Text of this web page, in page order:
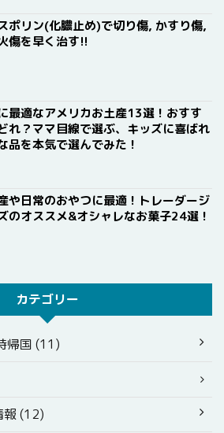
ポリン(化膿止め)で切り傷, かすり傷,
傷を早く治す!!
最適なアメリカお土産13選！おすす
れ？ママ目線で選ぶ、キッズに喜ばれ
品を本気で選んでみた！
や日常のおやつに最適！トレーダージ
のオススメ&オシャレなお菓子24選！
カテゴリー
帰国 (11)
報 (12)